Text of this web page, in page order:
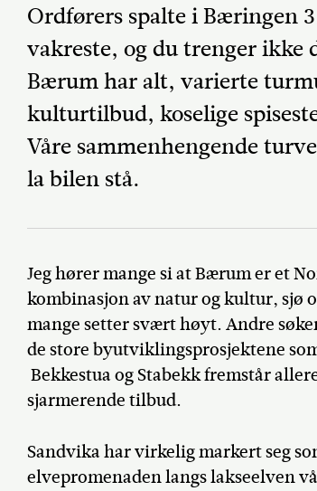
Ordførers spalte i Bæringen
vakreste, og du trenger ikke
Bærum har alt, varierte
kulturtilbud, koselige
Våre sammenhengende
la bilen stå.
Jeg hører mange si at Bærum er et
kombinasjon av natur og kultur, sjø
mange setter svært høyt. Andre
de store byutviklingsprosjektene
Bekkestua og Stabekk fremstår
sjarmerende tilbud.
Sandvika har virkelig markert seg
elvepromenaden langs lakseelven